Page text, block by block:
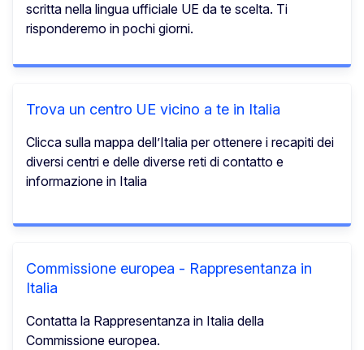
scritta nella lingua ufficiale UE da te scelta. Ti
risponderemo in pochi giorni.
Trova un centro UE vicino a te in Italia
Clicca sulla mappa dell’Italia per ottenere i recapiti dei
diversi centri e delle diverse reti di contatto e
informazione in Italia
Commissione europea - Rappresentanza in
Italia
Contatta la Rappresentanza in Italia della
Commissione europea.